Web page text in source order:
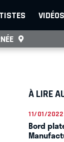
VIDÉOS
À LIRE
11/01/2022
Bord